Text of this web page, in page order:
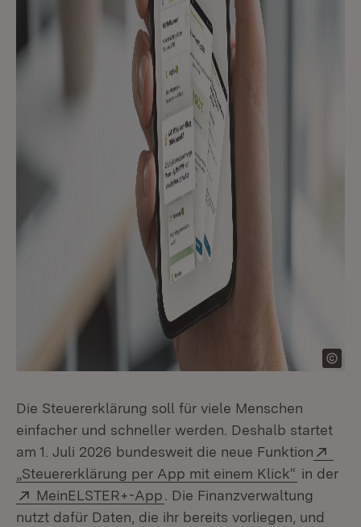
Die Steuererklärung soll für viele Menschen
einfacher und schneller werden. Deshalb startet
am 1. Juli 2026 bundesweit die neue Funktion
„Steuererklärung per App mit einem Klick“ (Öffnet
in der
Extern:
MeinELSTER+-App (Öffnet in neuem Fenster)
. Die Finanzverwaltung
nutzt dafür Daten, die ihr bereits vorliegen, und